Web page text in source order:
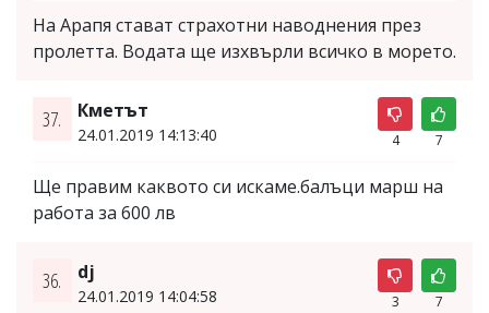
На Арапя стават страхотни наводнения през
пролетта. Водата ще изхвърли всичко в морето.
37. Кметът
24.01.2019 14:13:40 4 7
Ще правим каквото си искаме.балъци марш на
работа за 600 лв
36. dj
24.01.2019 14:04:58 3 7